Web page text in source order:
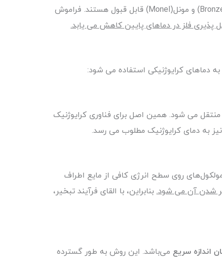
به شرطی که سیال سازگار باشد، فولاد ضد زنگ ماده ترجیحی برای خدمات کرایوژنیکی و دمای پایین است. فلزات برنز (Bronze) و مونل(Monel) قابل قبول هستند. فراموش
پذیری فلز در دماهای پایین کاهش می یابد.
دماهای کرایوژنیکی استفاده می شود:
منتقل می شود. همین اصل برای فناوری کرایوژنیک
نیز به دمای کرایوژنیک مطلوب می رسد.
روی سطح انرژی کافی از مایع اطراف
شدن آن می شود. بنابراین، با القای فرآیند تبخیر،
اندازه سریع می‌باشد. این روش به طور گسترده